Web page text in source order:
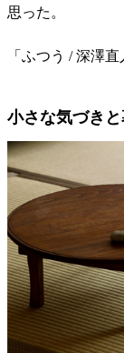
思った。
「ふつう / 深澤直
小さな気づき